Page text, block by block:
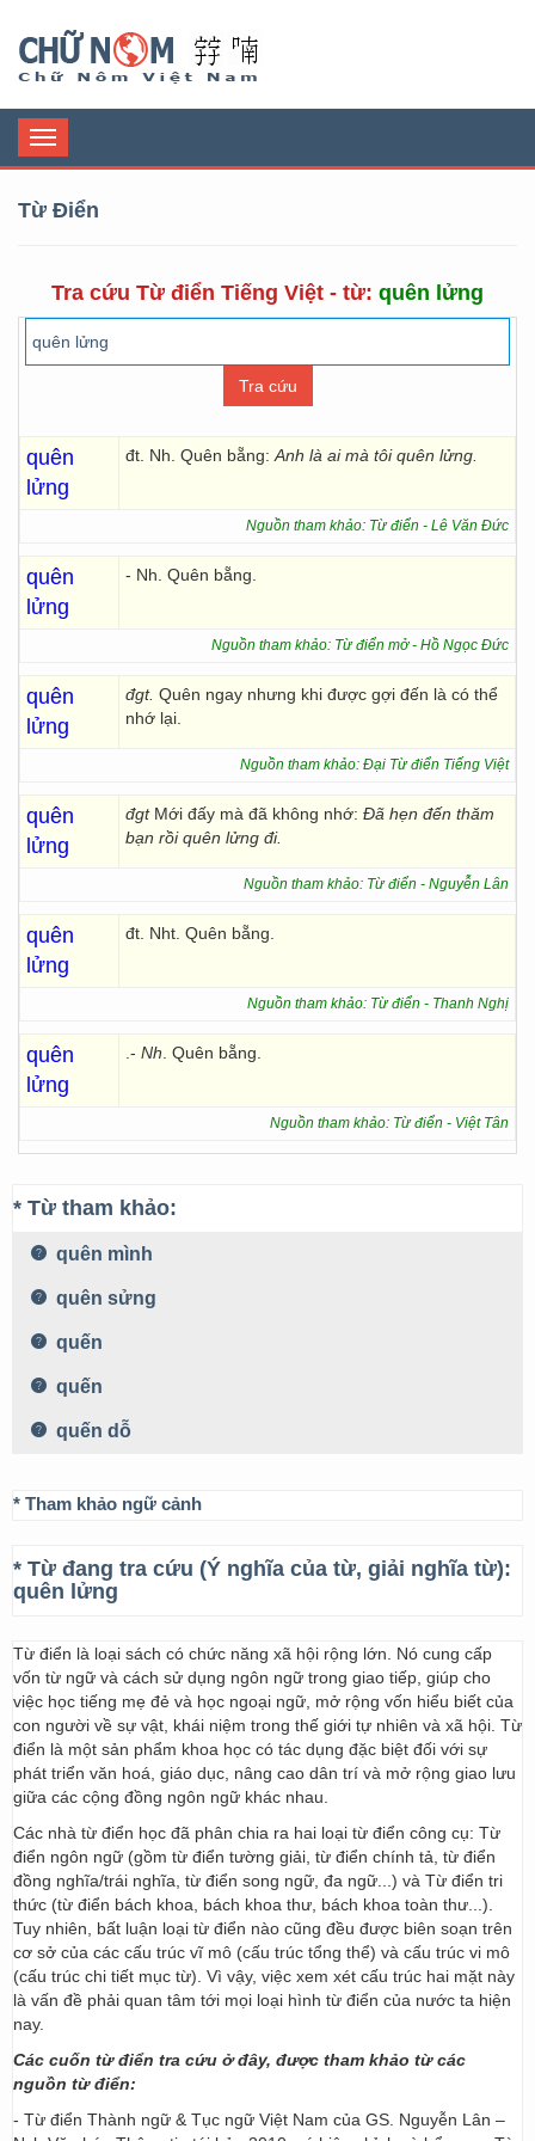
Toggle
navigation
Từ Điển
Tra cứu Từ điển Tiếng Việt - từ: quên lửng
quên
lửng
đt. Nh. Quên bẵng: Anh là ai mà tôi quên lửng.
Nguồn tham khảo: Từ điển - Lê Văn Đức
quên
lửng
- Nh. Quên bẵng.
Nguồn tham khảo: Từ điển mở - Hồ Ngọc Đức
quên
lửng
đgt. Quên ngay nhưng khi được gợi đến là có thể
nhớ lại.
Nguồn tham khảo: Đại Từ điển Tiếng Việt
quên
lửng
đgt Mới đấy mà đã không nhớ: Đã hẹn đến thăm
bạn rồi quên lửng đi.
Nguồn tham khảo: Từ điển - Nguyễn Lân
quên
lửng
đt. Nht. Quên bẵng.
Nguồn tham khảo: Từ điển - Thanh Nghị
quên
lửng
.- Nh . Quên bẵng.
Nguồn tham khảo: Từ điển - Việt Tân
* Từ tham khảo:
quên mình
quên sửng
quến
quến
quến dỗ
* Tham khảo ngữ cảnh
* Từ đang tra cứu (Ý nghĩa của từ, giải nghĩa từ):
quên lửng
Từ điển là loại sách có chức năng xã hội rộng lớn. Nó cung cấp
vốn từ ngữ và cách sử dụng ngôn ngữ trong giao tiếp, giúp cho
việc học tiếng mẹ đẻ và học ngoại ngữ, mở rộng vốn hiểu biết của
con người về sự vật, khái niệm trong thế giới tự nhiên và xã hội. Từ
điển là một sản phẩm khoa học có tác dụng đặc biệt đối với sự
phát triển văn hoá, giáo dục, nâng cao dân trí và mở rộng giao lưu
giữa các cộng đồng ngôn ngữ khác nhau.
Các nhà từ điển học đã phân chia ra hai loại từ điển công cụ: Từ
điển ngôn ngữ (gồm từ điển tường giải, từ điển chính tả, từ điển
đồng nghĩa/trái nghĩa, từ điển song ngữ, đa ngữ...) và Từ điển tri
thức (từ điển bách khoa, bách khoa thư, bách khoa toàn thư...).
Tuy nhiên, bất luận loại từ điển nào cũng đều được biên soạn trên
cơ sở của các cấu trúc vĩ mô (cấu trúc tổng thể) và cấu trúc vi mô
(cấu trúc chi tiết mục từ). Vì vậy, việc xem xét cấu trúc hai mặt này
là vấn đề phải quan tâm tới mọi loại hình từ điển của nước ta hiện
nay.
Các cuốn từ điển tra cứu ở đây, được tham khảo từ các
nguồn từ điển:
- Từ điển Thành ngữ & Tục ngữ Việt Nam của GS. Nguyễn Lân –